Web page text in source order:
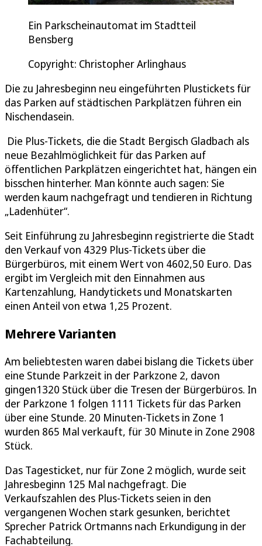
Ein Parkscheinautomat im Stadtteil
Bensberg
Copyright: Christopher Arlinghaus
Die zu Jahresbeginn neu eingeführten Plustickets für
das Parken auf städtischen Parkplätzen führen ein
Nischendasein.
Die Plus-Tickets, die die Stadt Bergisch Gladbach als
neue Bezahlmöglichkeit für das Parken auf
öffentlichen Parkplätzen eingerichtet hat, hängen ein
bisschen hinterher. Man könnte auch sagen: Sie
werden kaum nachgefragt und tendieren in Richtung
„Ladenhüter“.
Seit Einführung zu Jahresbeginn registrierte die Stadt
den Verkauf von 4329 Plus-Tickets über die
Bürgerbüros, mit einem Wert von 4602,50 Euro. Das
ergibt im Vergleich mit den Einnahmen aus
Kartenzahlung, Handytickets und Monatskarten
einen Anteil von etwa 1,25 Prozent.
Mehrere Varianten
Am beliebtesten waren dabei bislang die Tickets über
eine Stunde Parkzeit in der Parkzone 2, davon
gingen1320 Stück über die Tresen der Bürgerbüros. In
der Parkzone 1 folgen 1111 Tickets für das Parken
über eine Stunde. 20 Minuten-Tickets in Zone 1
wurden 865 Mal verkauft, für 30 Minute in Zone 2908
Stück.
Das Tagesticket, nur für Zone 2 möglich, wurde seit
Jahresbeginn 125 Mal nachgefragt. Die
Verkaufszahlen des Plus-Tickets seien in den
vergangenen Wochen stark gesunken, berichtet
Sprecher Patrick Ortmanns nach Erkundigung in der
Fachabteilung.